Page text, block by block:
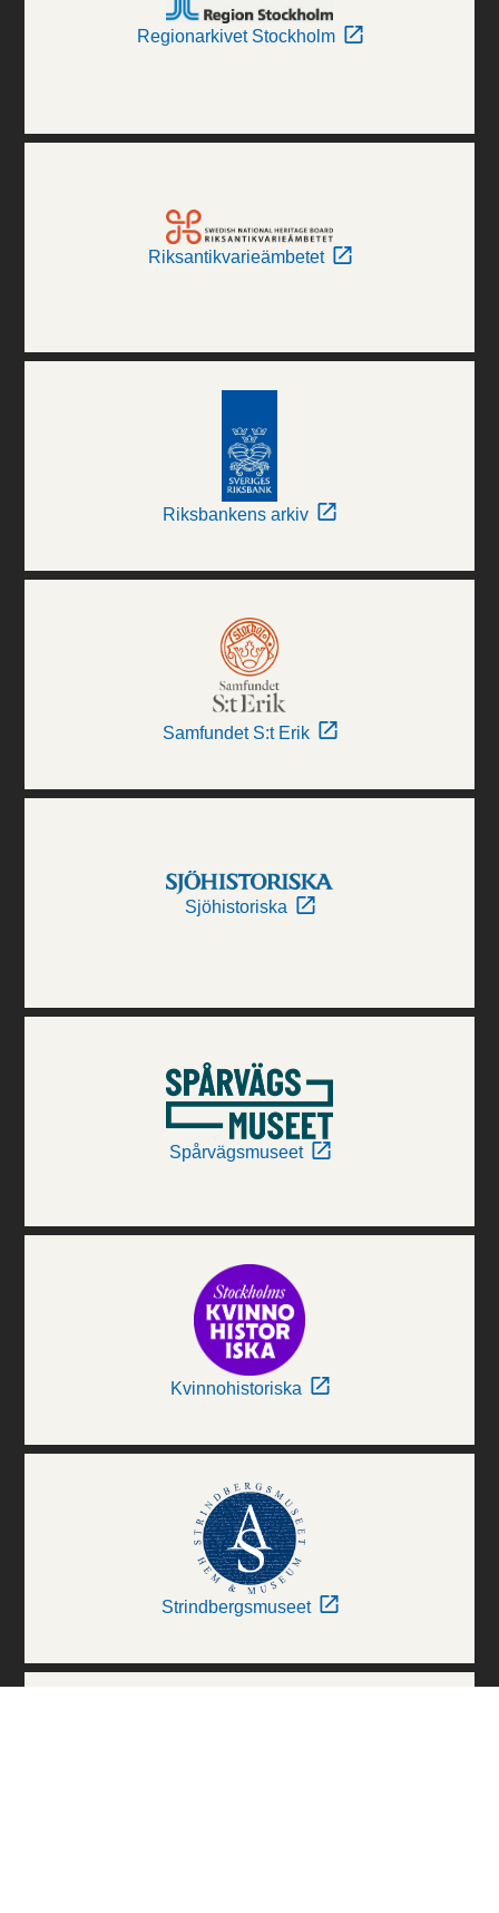
Regionarkivet Stockholm
Riksantikvarieämbetet
Riksbankens arkiv
Samfundet S:t Erik
Sjöhistoriska
Spårvägsmuseet
Kvinnohistoriska
Strindbergsmuseet